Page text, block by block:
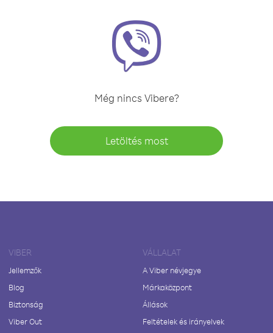
Még nincs Vibere?
Letöltés most
VIBER
Jellemzők
Blog
Biztonság
Viber Out
VÁLLALAT
A Viber névjegye
Márkaközpont
Állások
Feltételek és irányelvek